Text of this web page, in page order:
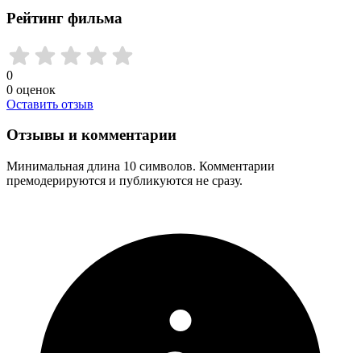
Рейтинг фильма
0
0 оценок
Оставить отзыв
Отзывы и комментарии
Минимальная длина 10 символов. Комментарии
премодерируются и публикуются не сразу.